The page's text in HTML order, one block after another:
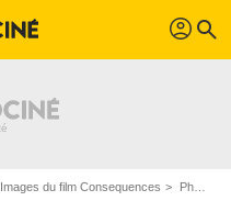
profil search
Images du film Consequences Photo du film Consequences - Photo 10